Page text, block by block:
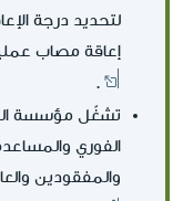
لتحديد درجة
إعاقة مصاب
.
تشغّل مؤسسة
الفوري
والمفقودين